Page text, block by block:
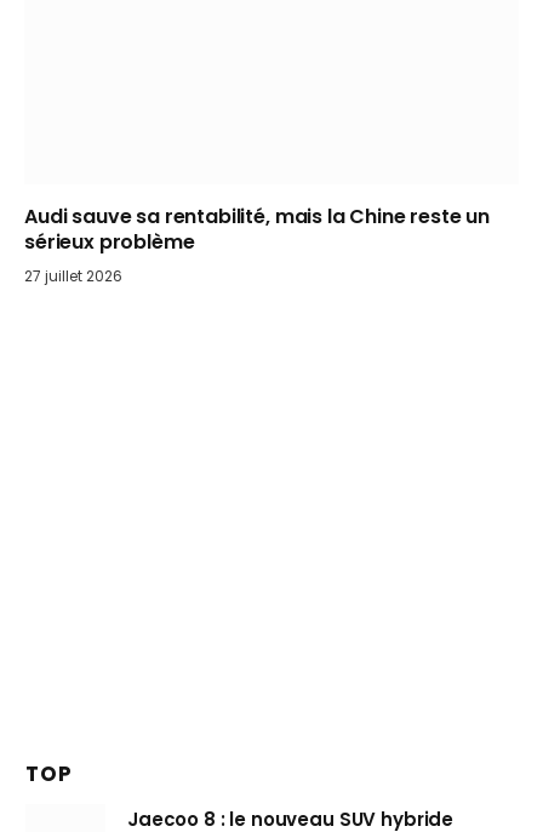
Audi sauve sa rentabilité, mais la Chine reste un
sérieux problème
27 juillet 2026
TOP
Jaecoo 8 : le nouveau SUV hybride